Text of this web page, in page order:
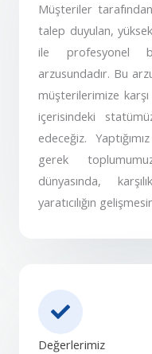
Müşteriler
talep duyulan,
ile profesyonel
arzusundadır. Bu
müşterilerimize
içerisindeki
edeceğiz.
gerek
dünyasında,
yaratıcılığın
Değerlerimiz